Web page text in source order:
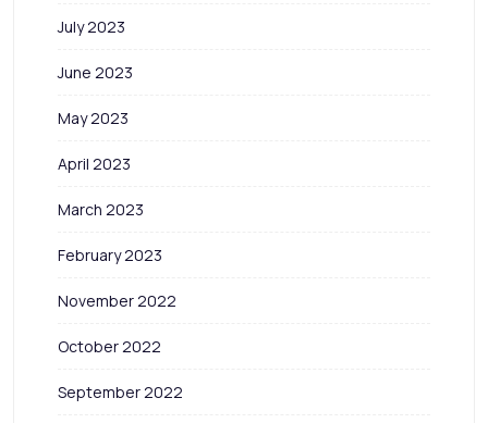
July 2023
June 2023
May 2023
April 2023
March 2023
February 2023
November 2022
October 2022
September 2022